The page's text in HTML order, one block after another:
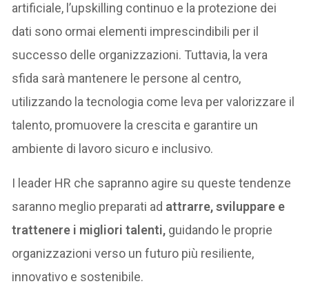
artificiale, l’upskilling continuo e la protezione dei
dati sono ormai elementi imprescindibili per il
successo delle organizzazioni. Tuttavia, la vera
sfida sarà mantenere le persone al centro,
utilizzando la tecnologia come leva per valorizzare il
talento, promuovere la crescita e garantire un
ambiente di lavoro sicuro e inclusivo.
I leader HR che sapranno agire su queste tendenze
saranno meglio preparati ad attrarre, sviluppare e
trattenere i migliori talenti, guidando le proprie
organizzazioni verso un futuro più resiliente,
innovativo e sostenibile.